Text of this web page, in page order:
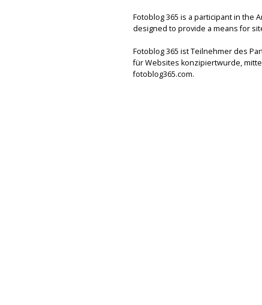
Fotoblog 365 is a participant in the
designed to provide a means for
Fotoblog 365 ist Teilnehmer des
für Websites konzipiertwurde,
fotoblog365.com.